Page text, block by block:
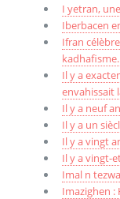
I yetran,
Iberbacen
Ifran
Il y a
envahissait
Il y a neuf
Il y a un
Il y a vingt
Il y a vingt-
Imal n
Imazighen